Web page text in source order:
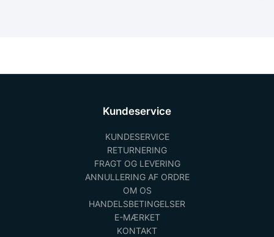
Kundeservice
KUNDESERVICE
RETURNERING
FRAGT OG LEVERING
ANNULLERING AF ORDRE
OM OS
HANDELSBETINGELSER
E-MÆRKET
KONTAKT